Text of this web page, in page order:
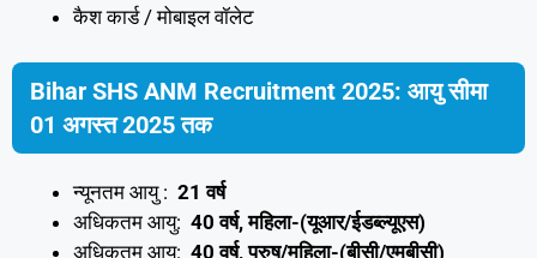
कैश कार्ड / मोबाइल वॉलेट
Bihar SHS ANM Recruitment 2025: आयु सीमा
01 अगस्त 2025 तक
न्यूनतम आयु : 21 वर्ष
अधिकतम आयु: 40 वर्ष, महिला-(यूआर/ईडब्ल्यूएस)
अधिकतम आयु: 40 वर्ष, पुरुष/महिला-(बीसी/एमबीसी)